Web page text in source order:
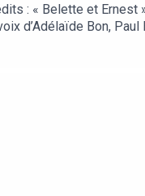
: « Belette et
d’Adélaïde Bon,
Musiques :
pour ses conseils